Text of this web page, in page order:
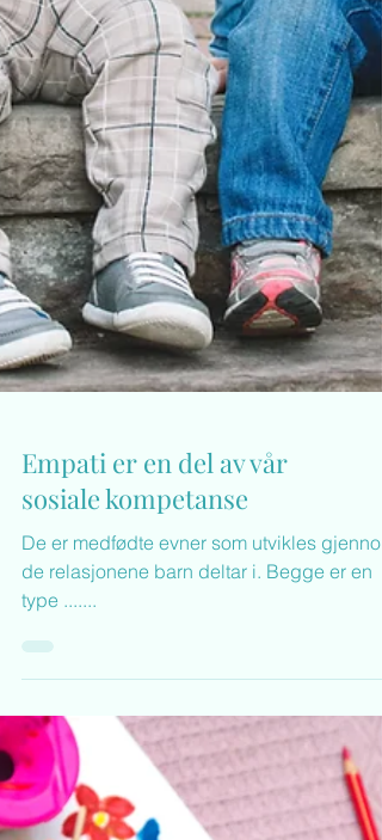
Empati er en del av vår
sosiale kompetanse
De er medfødte evner som utvikles